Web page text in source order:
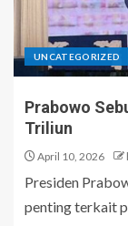
UNCATEGORIZED
Prabowo
Triliun
April 10, 2026
Presiden
penting terkait